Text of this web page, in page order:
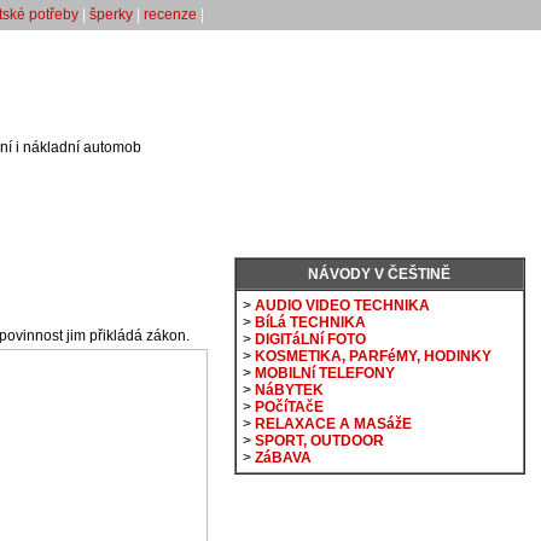
potřeby šperky recenze
i nákladní automob
jim přikládá zákon.
NÁVODY V ČEŠTINĚ
> AUDIO VIDEO TECHNIKA
> BíLá TECHNIKA
> DIGITáLNí FOTO
> KOSMETIKA, PARFéMY, HODINKY
> MOBILNí TELEFONY
> NáBYTEK
> POčíTAčE
> RELAXACE A MASážE
> SPORT, OUTDOOR
> ZáBAVA